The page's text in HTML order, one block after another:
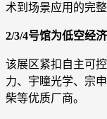
术到场景应用的完整
2/3/4号馆为低空经
该展区紧扣自主可
力、宇瞳光学、宗
柴等优质厂商。